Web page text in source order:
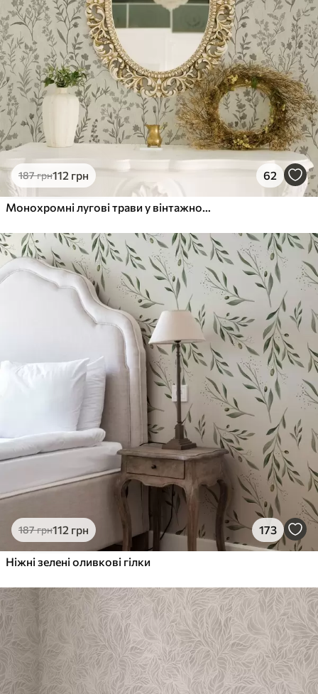
187грн112 грн 62
Монохромні лугові трави у вінтажному стилі
187грн112 грн 173
Ніжні зелені оливкові гілки